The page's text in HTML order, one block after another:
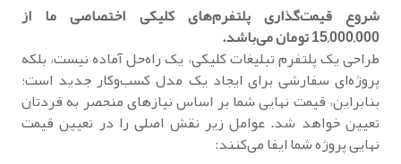
شروع قیمت‌گذاری پلتفرم‌های کلیکی اختصاصی ما از
15,000,000 تومان می‌باشد.
طراحی یک پلتفرم تبلیغات کلیکی، یک راه‌حل آماده نیست، بلکه
پروژه‌ای سفارشی برای ایجاد یک مدل کسب‌وکار جدید است؛
بنابراین، قیمت نهایی شما بر اساس نیازهای منحصر به فردتان
تعیین خواهد شد. عوامل زیر نقش اصلی را در تعیین قیمت
نهایی پروژه شما ایفا می‌کنند: